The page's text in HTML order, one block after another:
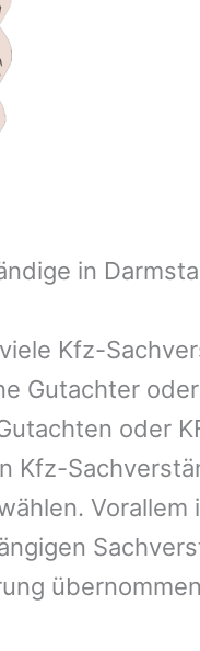
in
Kfz-
Gutachter
oder
Kfz-